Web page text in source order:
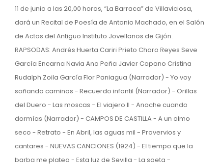
11 de junio a las 20,00 horas, “La Barraca” de Villaviciosa,
dará un Recital de Poesía de Antonio Machado, en el Salón
de Actos del Antiguo Instituto Jovellanos de Gijón.
RAPSODAS: Andrés Huerta Cariri Prieto Charo Reyes Seve
García Encarna Navia Ana Peña Javier Copano Cristina
Rudalph Zoila García Flor Paniagua (Narrador) - Yo voy
soñando caminos - Recuerdo infantil (Narrador) - Orillas
del Duero - Las moscas - El viajero II - Anoche cuando
dormías (Narrador) - CAMPOS DE CASTILLA - A un olmo
seco - Retrato - En Abril, las aguas mil - Provervios y
cantares - NUEVAS CANCIONES (1924) - El tiempo que la
barba me platea - Esta luz de Sevilla - La saeta -